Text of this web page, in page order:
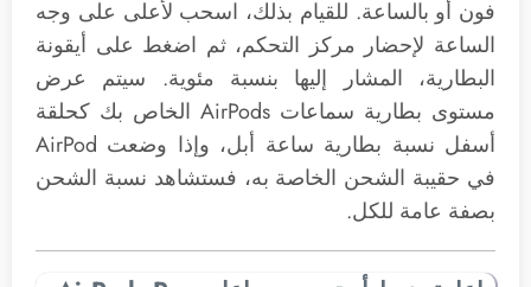
فون أو بالساعة. للقيام بذلك، اسحب لأعلى على وجه
الساعة لإحضار مركز التحكم، ثم اضغط على أيقونة
البطارية، المشار إليها بنسبة مئوية. سيتم عرض
مستوى بطارية سماعات AirPods الخاص بك كحلقة
أسفل نسبة بطارية ساعة أبل، وإذا وضعت AirPod
في حقيبة الشحن الخاصة به، فستشاهد نسبة الشحن
بصفة عامة للكل.